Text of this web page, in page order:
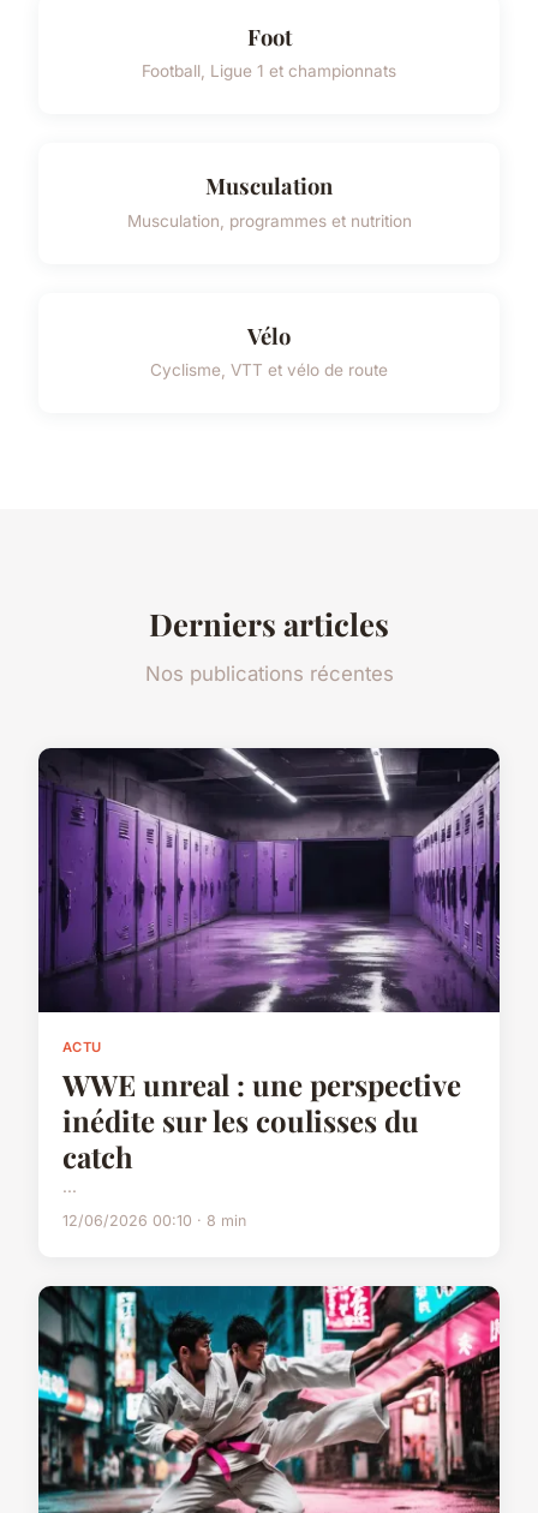
Foot
Football, Ligue 1 et championnats
Musculation
Musculation, programmes et nutrition
Vélo
Cyclisme, VTT et vélo de route
Derniers articles
Nos publications récentes
ACTU
WWE unreal : une perspective
inédite sur les coulisses du
catch
...
12/06/2026 00:10 · 8 min